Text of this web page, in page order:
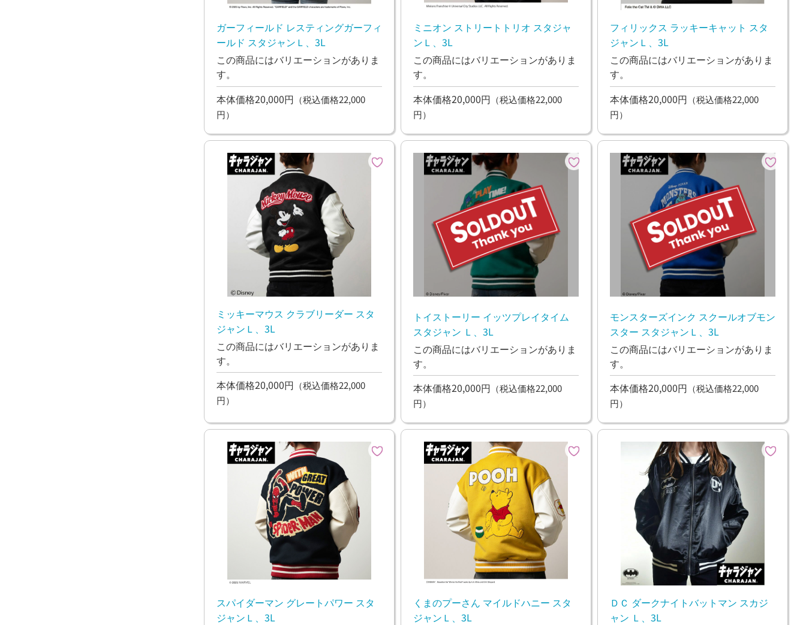
ガーフィールド レスティングガーフィ
ールド スタジャンＬ、3L
この商品にはバリエーションがありま
す。
本体価格20,000円 （税込価格22,000
円）
ミニオン ストリートトリオ スタジャ
ンＬ、3L
この商品にはバリエーションがありま
す。
本体価格20,000円 （税込価格22,000
円）
フィリックス ラッキーキャット スタ
ジャンＬ、3L
この商品にはバリエーションがありま
す。
本体価格20,000円 （税込価格22,000
円）
ミッキーマウス クラブリーダー スタ
ジャンＬ、3L
この商品にはバリエーションがありま
す。
本体価格20,000円 （税込価格22,000
円）
トイストーリー イッツプレイタイム
スタジャン Ｌ、3L
この商品にはバリエーションがありま
す。
本体価格20,000円 （税込価格22,000
円）
モンスターズインク スクールオブモン
スター スタジャンＬ、3L
この商品にはバリエーションがありま
す。
本体価格20,000円 （税込価格22,000
円）
スパイダーマン グレートパワー スタ
ジャンＬ、3L
くまのプーさん マイルドハニー スタ
ジャンＬ、3L
ＤＣ ダークナイトバットマン スカジ
ャン Ｌ、3L